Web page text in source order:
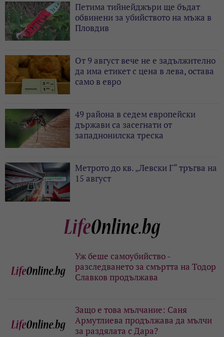
Петима тийнейджъри ще бъдат
обвинени за убийството на мъжа в
Пловдив
От 9 август вече не е задължително
да има етикет с цена в лева, остава
само в евро
49 района в седем европейски
държави са засегнати от
западнонилска треска
Метрото до кв. „Левски Г“ тръгва на
15 август
Уж беше самоубийство -
разследването за смъртта на Тодор
Славков продължава
Защо е това мълчание: Саня
Армутлиева продължава да мълчи
за раздялата с Дара?